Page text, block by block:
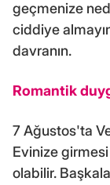
geçmenize
ciddiye
davranın.
Romantik
7 Ağustos'ta
Evinize
olabilir.